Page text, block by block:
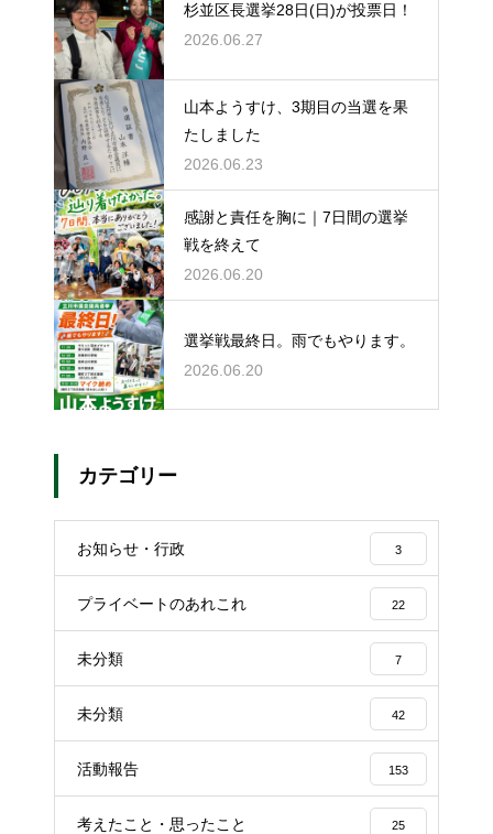
杉並区長選挙28日(日)が投票日！
2026.06.27
山本ようすけ、3期目の当選を果
たしました
2026.06.23
感謝と責任を胸に｜7日間の選挙
戦を終えて
2026.06.20
選挙戦最終日。雨でもやります。
2026.06.20
カテゴリー
お知らせ・行政 3
プライベートのあれこれ 22
未分類 7
未分類 42
活動報告 153
考えたこと・思ったこと 25